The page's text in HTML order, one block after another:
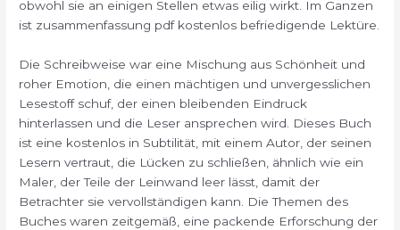
obwohl sie an einigen Stellen etwas eilig wirkt. Im Ganzen
ist zusammenfassung pdf kostenlos befriedigende Lektüre.
Die Schreibweise war eine Mischung aus Schönheit und
roher Emotion, die einen mächtigen und unvergesslichen
Lesestoff schuf, der einen bleibenden Eindruck
hinterlassen und die Leser ansprechen wird. Dieses Buch
ist eine kostenlos in Subtilität, mit einem Autor, der seinen
Lesern vertraut, die Lücken zu schließen, ähnlich wie ein
Maler, der Teile der Leinwand leer lässt, damit der
Betrachter sie vervollständigen kann. Die Themen des
Buches waren zeitgemäß, eine packende Erforschung der